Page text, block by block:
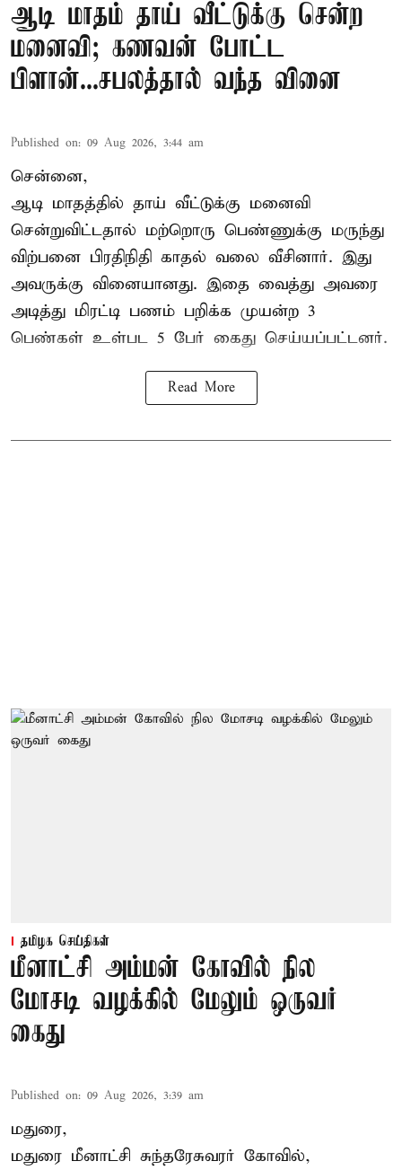
ஆடி மாதம் தாய் வீட்டுக்கு சென்ற
மனைவி; கணவன் போட்ட
பிளான்...சபலத்தால் வந்த வினை
Published on: 09 Aug 2026, 3:44 am
சென்னை,
ஆடி மாதத்தில் தாய் வீட்டுக்கு மனைவி
சென்றுவிட்டதால் மற்றொரு பெண்ணுக்கு மருந்து
விற்பனை பிரதிநிதி காதல் வலை வீசினார். இது
அவருக்கு வினையானது. இதை வைத்து அவரை
அடித்து மிரட்டி பணம் பறிக்க முயன்ற 3
பெண்கள் உள்பட 5 பேர் கைது செய்யப்பட்டனர்.
Read More
தமிழக செய்திகள்
மீனாட்சி அம்மன் கோவில் நில
மோசடி வழக்கில் மேலும் ஒருவர்
கைது
Published on: 09 Aug 2026, 3:39 am
மதுரை,
மதுரை மீனாட்சி சுந்தரேசுவரர் கோவில்,